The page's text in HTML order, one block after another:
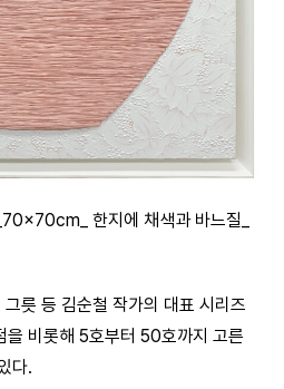
한지에 채색과 바느질_
릇 등 김순철 작가의 대표 시리즈
비롯해 5호부터 50호까지 고른
다.